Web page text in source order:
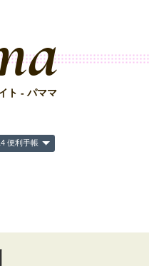
ト - パママ
便利手帳